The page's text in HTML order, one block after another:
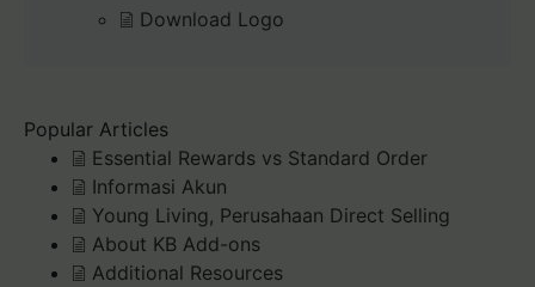
Download Logo
Popular Articles
Essential Rewards vs Standard Order
Informasi Akun
Young Living, Perusahaan Direct Selling
About KB Add-ons
Additional Resources